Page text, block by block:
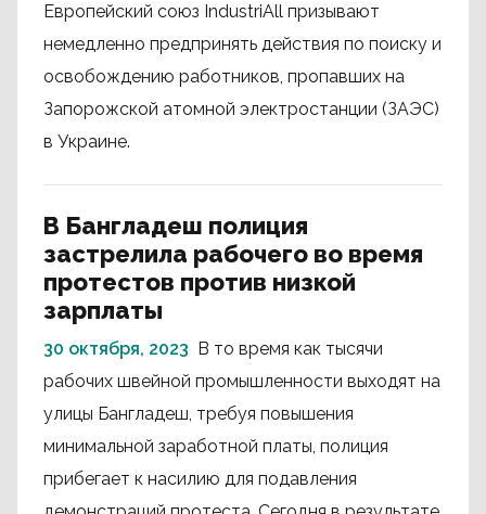
Европейский союз IndustriAll призывают
немедленно предпринять действия по поиску и
освобождению работников, пропавших на
Запорожской атомной электростанции (ЗАЭС)
в Украине.
В Бангладеш полиция
застрелила рабочего во время
протестов против низкой
зарплаты
30 октября, 2023 В то время как тысячи
рабочих швейной промышленности выходят на
улицы Бангладеш, требуя повышения
минимальной заработной платы, полиция
прибегает к насилию для подавления